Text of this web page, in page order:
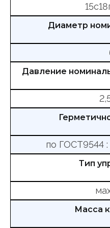
Диаметр
Давление
по ГОСТ9544
Тип
Масса